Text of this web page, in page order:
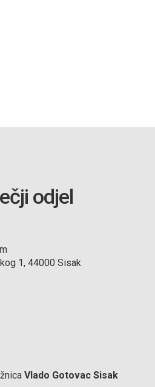
odjel
1, 44000 Sisak
Vlado Gotovac Sisak